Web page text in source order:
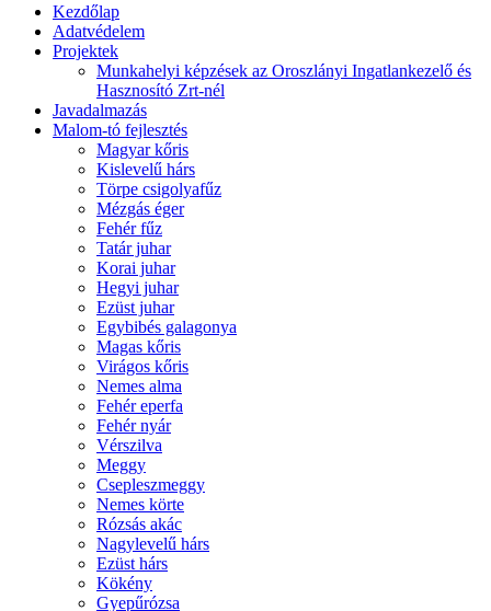
Kezdőlap
Adatvédelem
Projektek
Munkahelyi képzések az Oroszlányi Ingatlankezelő és
Hasznosító Zrt-nél
Javadalmazás
Malom-tó fejlesztés
Magyar kőris
Kislevelű hárs
Törpe csigolyafűz
Mézgás éger
Fehér fűz
Tatár juhar
Korai juhar
Hegyi juhar
Ezüst juhar
Egybibés galagonya
Magas kőris
Virágos kőris
Nemes alma
Fehér eperfa
Fehér nyár
Vérszilva
Meggy
Csepleszmeggy
Nemes körte
Rózsás akác
Nagylevelű hárs
Ezüst hárs
Kökény
Gyepűrózsa